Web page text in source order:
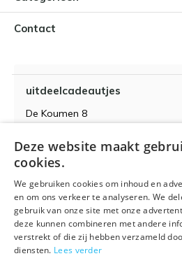
Contact
uitdeelcadeautjes
De Koumen 8
KvK-nummer 14087571
BTW-nummer NL 815399145 B01
Algemene voorwaarden
Deze website maakt
cookies.
We gebruiken cookies om inhoud en
en om ons verkeer te analyseren. We
gebruik van onze site met onze
deze kunnen combineren met andere
verstrekt of die zij hebben verzameld
diensten. Lees verder